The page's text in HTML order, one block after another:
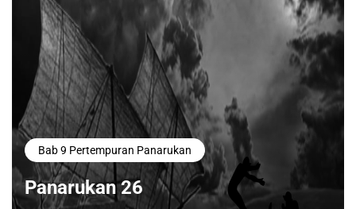
Bab 9 Pertempuran Panarukan
Panarukan 26